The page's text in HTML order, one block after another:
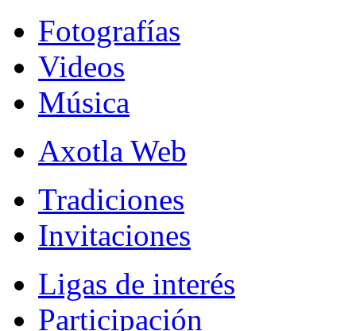
Fotografías
Videos
Música
Axotla Web
Tradiciones
Invitaciones
Ligas de interés
Participación